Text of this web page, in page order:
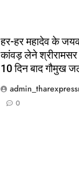
हर-हर महादेव के
कांवड़ लेने श्रीरामसर
10 दिन बाद गौमुख
0